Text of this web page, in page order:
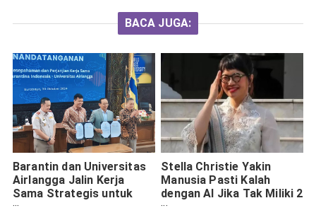
BACA JUGA:
Barantin dan Universitas
Airlangga Jalin Kerja
Sama Strategis untuk
Pengembangan Riset dan
Stella Christie Yakin
Manusia Pasti Kalah
dengan AI Jika Tak Miliki 2
Kemampuan Ini